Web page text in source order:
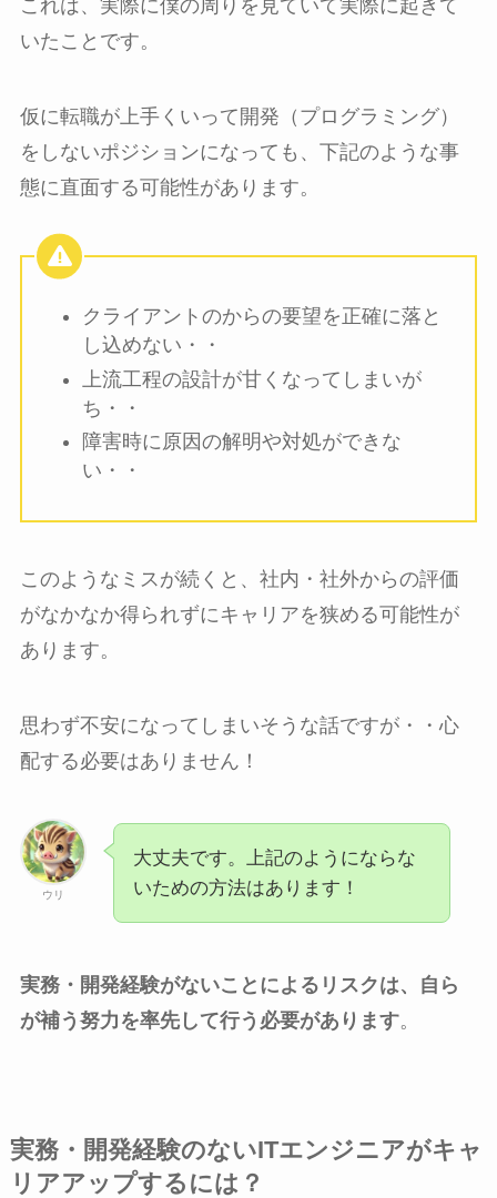
これは、実際に僕の周りを見ていて実際に起きて
いたことです。
仮に転職が上手くいって開発（プログラミング）
をしないポジションになっても、下記のような事
態に直面する可能性があります。
クライアントのからの要望を正確に落と
し込めない・・
上流工程の設計が甘くなってしまいが
ち・・
障害時に原因の解明や対処ができな
い・・
このようなミスが続くと、社内・社外からの評価
がなかなか得られずにキャリアを狭める可能性が
あります。
思わず不安になってしまいそうな話ですが・・心
配する必要はありません！
ウリ
大丈夫です。上記のようにならな
いための方法はあります！
実務・開発経験がないことによるリスクは、自ら
が補う努力を率先して行う必要があります。
実務・開発経験のないITエンジニアがキャ
リアアップするには？